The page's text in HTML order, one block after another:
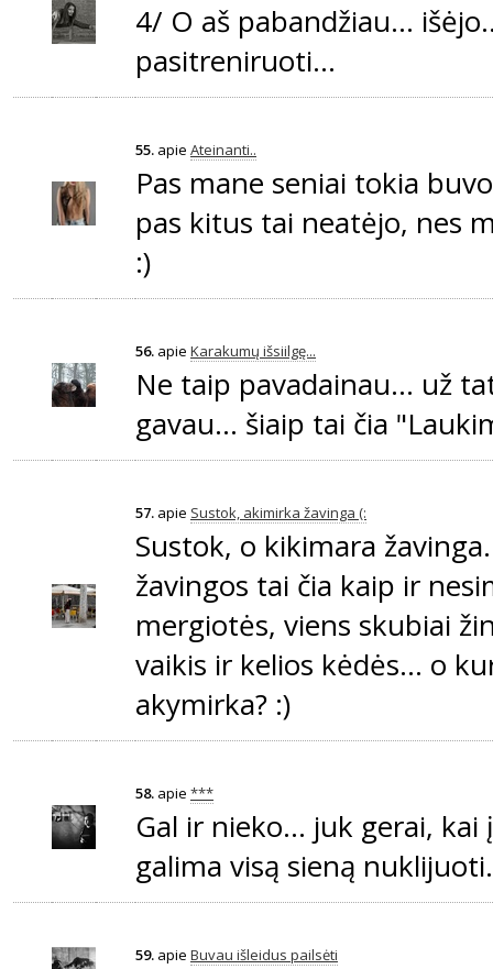
4/ O aš pabandžiau...
pasitreniruoti...
55. apie Ateinanti..
Pas mane seniai tokia
pas kitus tai neatėjo, nes
:)
56. apie Karakumų išsiilgę...
Ne taip pavadainau... už
gavau... šiaip tai čia
57. apie Sustok, akimirka žavinga (:
Sustok, o kikimara
žavingos tai čia kaip ir
mergiotės, viens skubiai
vaikis ir kelios kėdės... o
akymirka? :)
58. apie ***
Gal ir nieko... juk gerai,
galima visą sieną
59. apie Buvau išleidus pailsėti